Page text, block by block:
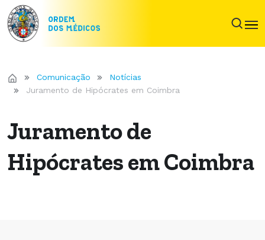
Comunicação
Notícias
Juramento de Hipócrates em Coimbra
Juramento de
Hipócrates em Coimbra